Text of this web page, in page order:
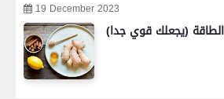
19 December 2023
(يجعلك قوي جدا)